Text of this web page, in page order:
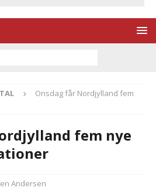
Onsdag får Nordjylland fem
fem nye
Andersen